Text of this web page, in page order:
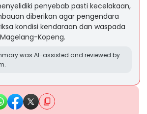
penyebab pasti kecelakaan,
diberikan agar pengendara
kondisi kendaraan dan waspada
Kopeng.
was AI-assisted and reviewed by